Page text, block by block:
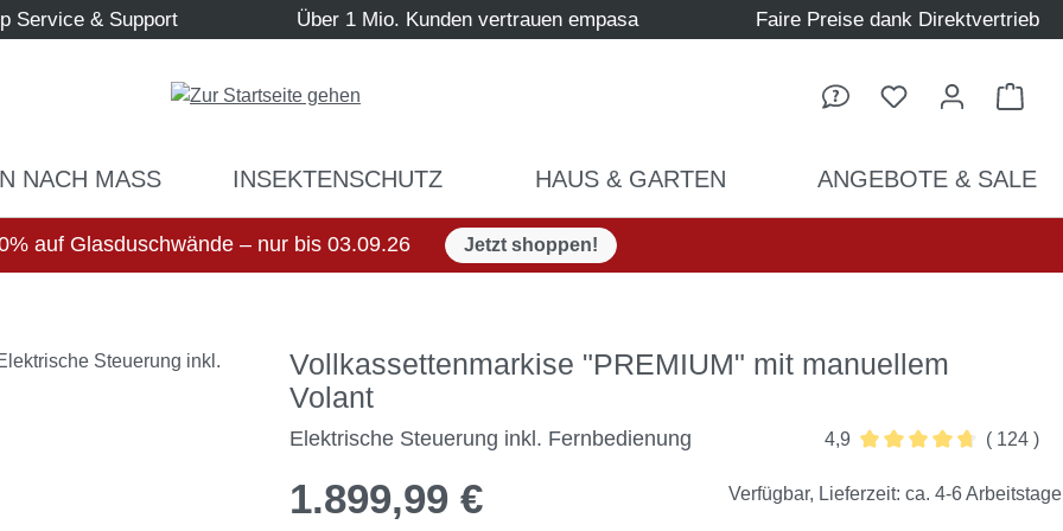
Service & Support Über 1 Mio. Kunden vertrauen empasa Faire Preise dank Direktvertrieb
NACH MASS INSEKTENSCHUTZ HAUS & GARTEN ANGEBOTE & SALE
auf Glasduschwände – nur bis 03.09.26 Jetzt shoppen!
Vollkassettenmarkise "PREMIUM" mit manuellem
Volant
Elektrische Steuerung inkl. Fernbedienung
4,9
( 124 )
1.899,99 € Verfügbar, Lieferzeit: ca. 4-6 Arbeitstage